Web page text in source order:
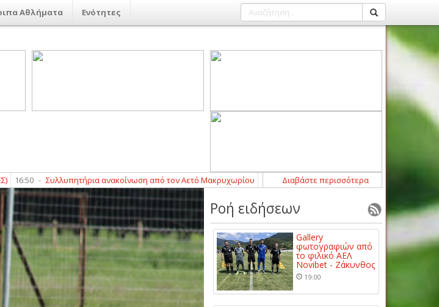
Αθλήματα Ενότητες
ανακοίνωση από τον Αετό Μακρυχωρίου 14:43 - Η ΠΑΕ ΑΕΛ Novibet ανακοινώνει την απόκτηση του
Διαβάστε περισσότερα
Ροή ειδήσεων
Gallery
φωτογραφιών από
το φιλικό ΑΕΛ
Novibet - Ζάκυνθος
19:00